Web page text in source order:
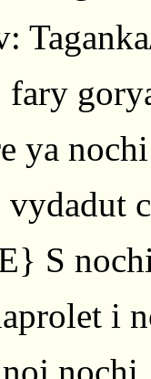
fary
ya
vydadut
S
i